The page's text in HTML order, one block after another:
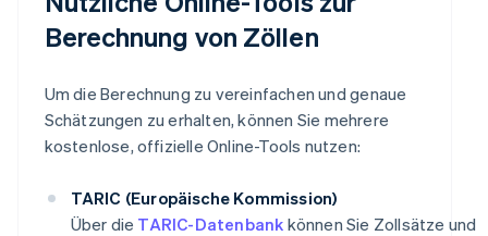
Berechnung von Zöllen
Um die Berechnung zu vereinfachen und genaue
Schätzungen zu erhalten, können Sie mehrere
kostenlose, offizielle Online-Tools nutzen:
TARIC (Europäische Kommission)
Über die TARIC-Datenbank können Sie Zollsätze und